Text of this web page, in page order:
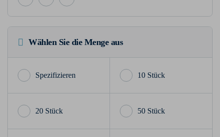
Wählen Sie die Menge aus
10 Stück
20 Stück 50 Stück